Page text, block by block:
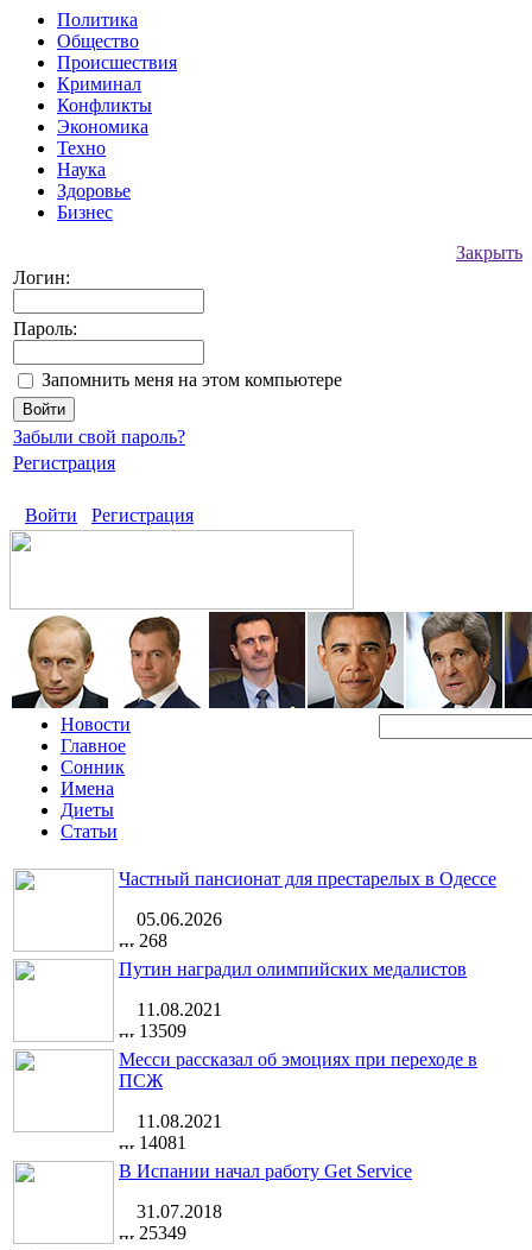
Политика
Общество
Происшествия
Криминал
Конфликты
Экономика
Техно
Наука
Здоровье
Бизнес
Закрыть
Логин:
Пароль:
Запомнить меня на этом компьютере
Забыли свой пароль?
Регистрация
Войти Регистрация
Новости
Главное
Сонник
Имена
Диеты
Статьи
Частный пансионат для престарелых в Одессе
05.06.2026
268
Путин наградил олимпийских медалистов
11.08.2021
13509
Месси рассказал об эмоциях при переходе в
ПСЖ
11.08.2021
14081
В Испании начал работу Get Service
31.07.2018
25349